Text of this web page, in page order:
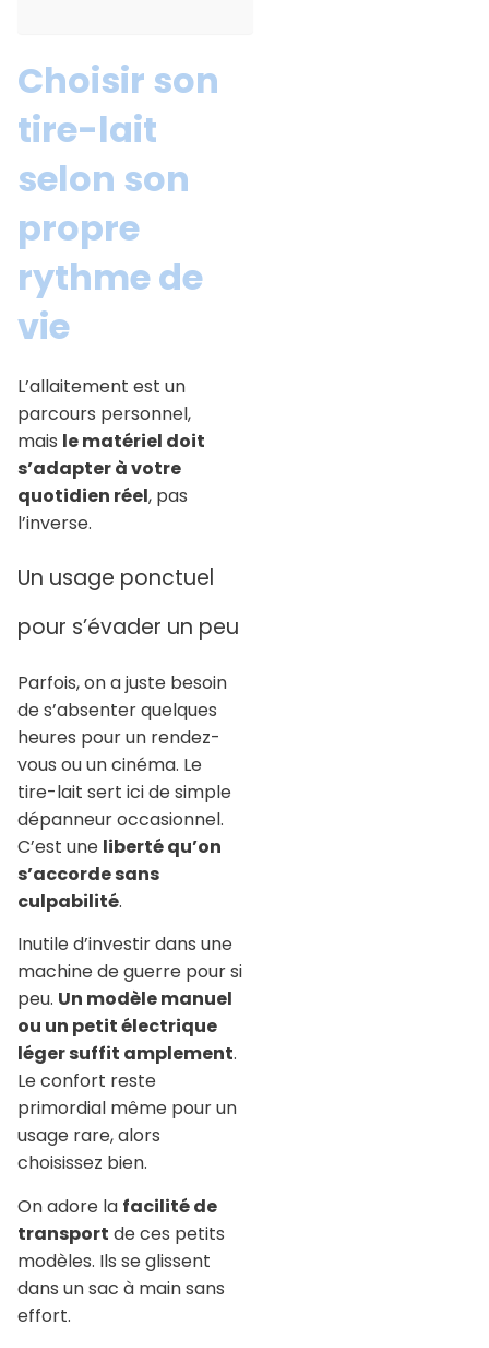
Choisir son
tire-lait
selon son
propre
rythme de
vie
L’allaitement est un
parcours personnel,
mais le matériel doit
s’adapter à votre
quotidien réel, pas
l’inverse.
Un usage ponctuel
pour s’évader un peu
Parfois, on a juste besoin
de s’absenter quelques
heures pour un rendez-
vous ou un cinéma. Le
tire-lait sert ici de simple
dépanneur occasionnel.
C’est une liberté qu’on
s’accorde sans
culpabilité.
Inutile d’investir dans une
machine de guerre pour si
peu. Un modèle manuel
ou un petit électrique
léger suffit amplement.
Le confort reste
primordial même pour un
usage rare, alors
choisissez bien.
On adore la facilité de
transport de ces petits
modèles. Ils se glissent
dans un sac à main sans
effort.